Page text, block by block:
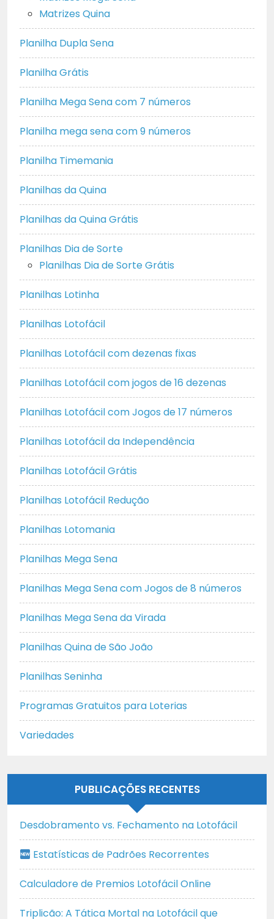
Matrizes Quina
Planilha Dupla Sena
Planilha Grátis
Planilha Mega Sena com 7 números
Planilha mega sena com 9 números
Planilha Timemania
Planilhas da Quina
Planilhas da Quina Grátis
Planilhas Dia de Sorte
Planilhas Dia de Sorte Grátis
Planilhas Lotinha
Planilhas Lotofácil
Planilhas Lotofácil com dezenas fixas
Planilhas Lotofácil com jogos de 16 dezenas
Planilhas Lotofácil com Jogos de 17 números
Planilhas Lotofácil da Independência
Planilhas Lotofácil Grátis
Planilhas Lotofácil Redução
Planilhas Lotomania
Planilhas Mega Sena
Planilhas Mega Sena com Jogos de 8 números
Planilhas Mega Sena da Virada
Planilhas Quina de São João
Planilhas Seninha
Programas Gratuitos para Loterias
Variedades
PUBLICAÇÕES RECENTES
Desdobramento vs. Fechamento na Lotofácil
Estatísticas de Padrões Recorrentes
Calculadore de Premios Lotofácil Online
Triplicão: A Tática Mortal na Lotofácil que